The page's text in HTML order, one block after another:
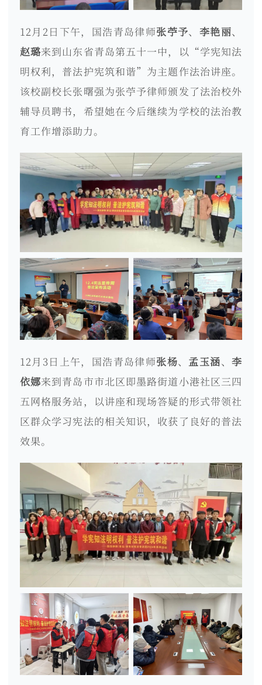
12月2日下午，国浩青岛律师张苧予、 李艳丽、
赵璐来到山东省青岛第五十一中，以“学宪知法
明权利，普法护宪筑和谐”为主题作法治讲座。
该校副校长张曙强为张苧予律师颁发了法治校外
辅导员聘书，希望她在今后继续为学校的法治教
育工作增添助力。
12月3日上午，国浩青岛律师张杨、 孟玉涵、李
依娜来到青岛市市北区即墨路街道小港社区三四
五网格服务站，以讲座和现场答疑的形式带领社
区群众学习宪法的相关知识，收获了良好的普法
效果。